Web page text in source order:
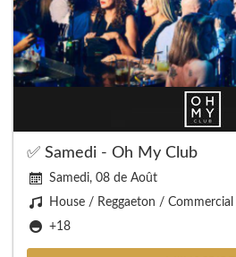
✅ Samedi - Oh My Club
Samedi, 08 de Août
House / Reggaeton / Commercial
+18